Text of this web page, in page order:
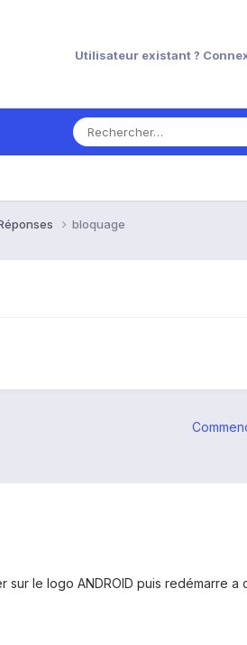
Utilisateur existant ?
bloquage
le logo ANDROID puis redémarre